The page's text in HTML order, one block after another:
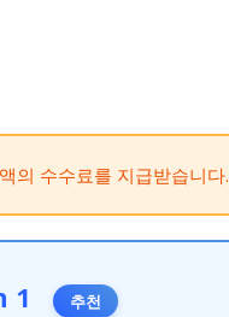
의 수수료를 지급받습니다.
1 추천